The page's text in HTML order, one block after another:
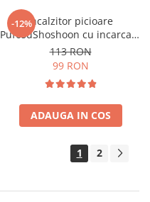
-12%Incalzitor picioare
PufosuShoshoon cu incarcare
USB
113 RON
99 RON
ADAUGA IN COS
1 2